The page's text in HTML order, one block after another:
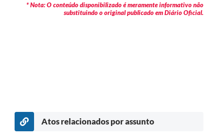
* Nota: O conteúdo disponibilizado é meramente informativo não
substituindo o original publicado em Diário Oficial.
Atos relacionados por assunto